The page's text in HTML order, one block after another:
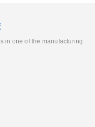
in one of the manufacturing